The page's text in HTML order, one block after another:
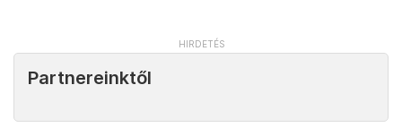
Partnereinktől